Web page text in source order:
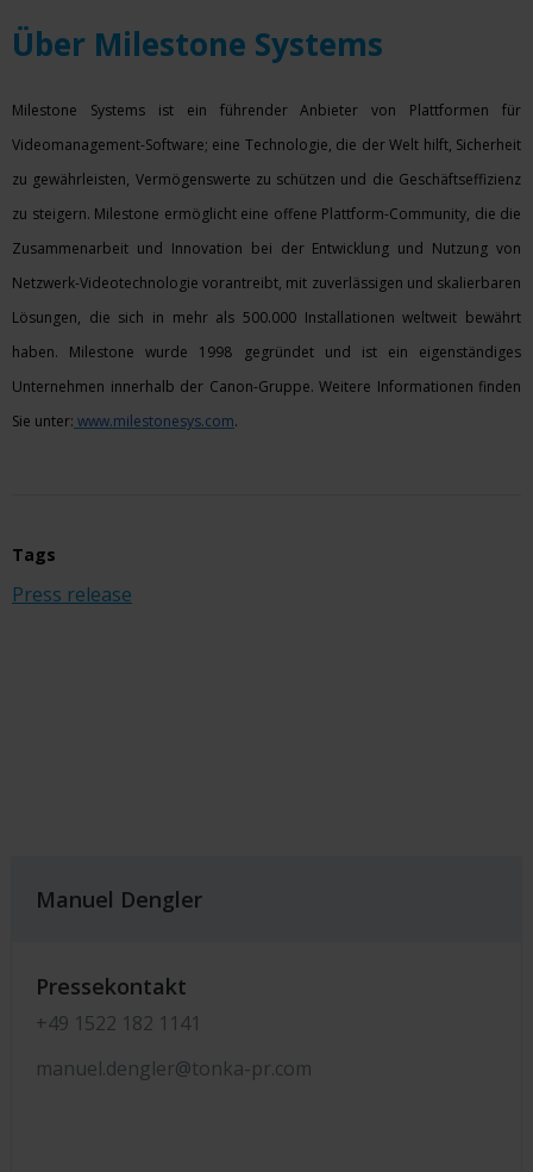
Über Milestone Systems
Milestone Systems ist ein führender Anbieter von Plattformen für
Videomanagement-Software; eine Technologie, die der Welt hilft, Sicherheit
zu gewährleisten, Vermögenswerte zu schützen und die Geschäftseffizienz
zu steigern. Milestone ermöglicht eine offene Plattform-Community, die die
Zusammenarbeit und Innovation bei der Entwicklung und Nutzung von
Netzwerk-Videotechnologie vorantreibt, mit zuverlässigen und skalierbaren
Lösungen, die sich in mehr als 500.000 Installationen weltweit bewährt
haben. Milestone wurde 1998 gegründet und ist ein eigenständiges
Unternehmen innerhalb der Canon-Gruppe. Weitere Informationen finden
Sie unter: www.milestonesys.com.
Tags
Press release
Manuel Dengler
Pressekontakt
+49 1522 182 1141
manuel.dengler@tonka-pr.com